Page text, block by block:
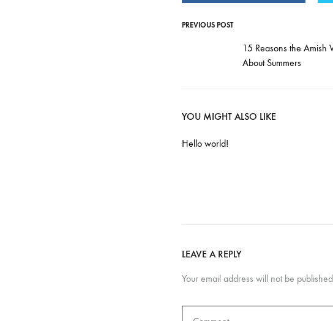
PREVIOUS POST
15 Reasons the Amish
About Summers
YOU MIGHT ALSO LIKE
Hello world!
LEAVE A REPLY
Your email address will not be published.